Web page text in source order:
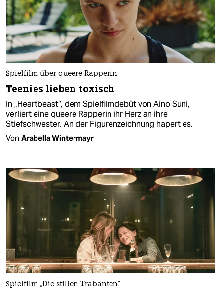
Spielfilm über queere Rapperin
Teenies lieben toxisch
In „Heartbeast“, dem Spielfilmdebüt von Aino Suni,
verliert eine queere Rapperin ihr Herz an ihre
Stiefschwester. An der Figurenzeichnung hapert es.
Von Arabella Wintermayr
Spielfilm „Die stillen Trabanten“